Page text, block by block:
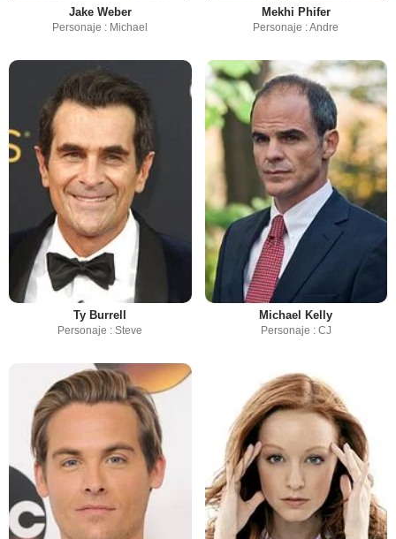
Jake Weber
Personaje : Michael
Mekhi Phifer
Personaje : Andre
Ty Burrell
Personaje : Steve
Michael Kelly
Personaje : CJ